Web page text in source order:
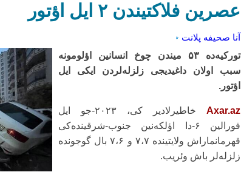
عصرین فلاکتیندن ۲ ایل اؤتور
آنا صحیفه پلانت
تورکیه‌ده ۵۳ میندن چوخ انسانین اؤلومونه
سبب اولان داغیدیجی زلزله‌لردن ایکی ایل
اؤتور.
Axar.az
خاطیرلادیر کی، ۲۰۲۳-جو ایل
فورالین ۶-دا اؤلکه‌نین جنوب-شرقینده‌کی
قهرمانماراش ولایتینده ۷،۷ و ۷،۶ بال گوجونده
زلزله‌لر باش وئریب.